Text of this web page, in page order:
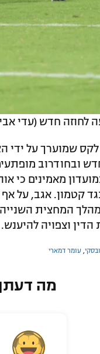
לחוזה חדש (עדי
שמוערך על ידי
ובחודרוב
קטמון. אגב, על
המחצית
הדין וצפויה להיענש.
עומר דמארי
מה